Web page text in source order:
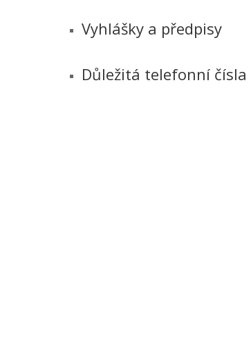
Vyhlášky a předpisy
Důležitá telefonní čísla